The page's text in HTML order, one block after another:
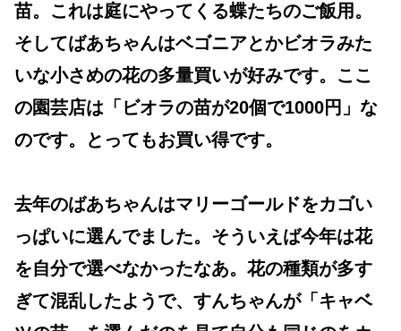
苗。これは庭にやってくる蝶たちのご飯用。
そしてばあちゃんはベゴニアとかビオラみた
いな小さめの花の多量買いが好みです。ここ
の園芸店は「ビオラの苗が20個で1000円」な
のです。とってもお買い得です。
去年のばあちゃんはマリーゴールドをカゴい
っぱいに選んでました。そういえば今年は花
を自分で選べなかったなあ。花の種類が多す
ぎて混乱したようで、すんちゃんが「キャベ